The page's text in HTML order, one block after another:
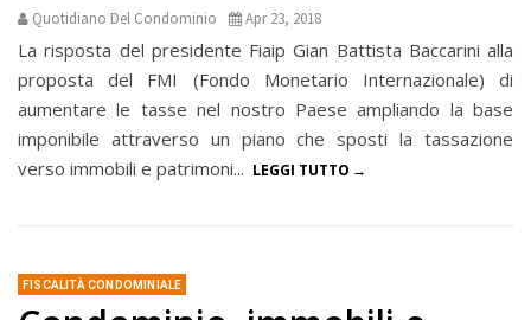
Quotidiano Del Condominio Apr 23, 2018
La risposta del presidente Fiaip Gian Battista Baccarini alla
proposta del FMI (Fondo Monetario Internazionale) di
aumentare le tasse nel nostro Paese ampliando la base
imponibile attraverso un piano che sposti la tassazione
verso immobili e patrimoni... LEGGI TUTTO
FISCALITÀ CONDOMINIALE